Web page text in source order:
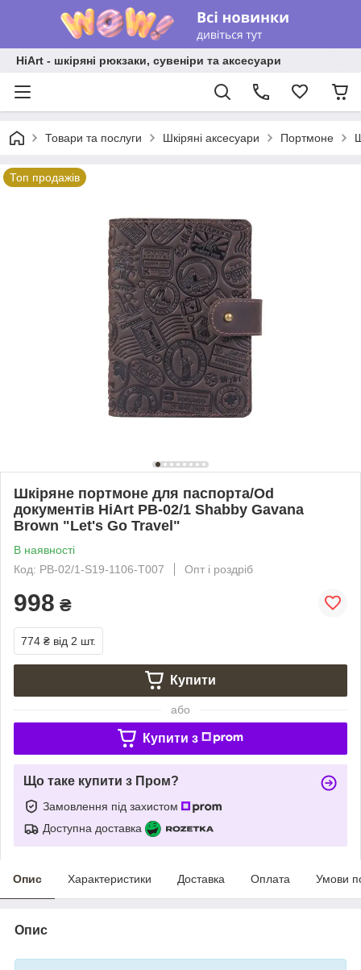
HiArt - шкіряні рюкзаки, сувеніри та аксесуари
Товари та послуги Шкіряні аксесуари Портмоне
Топ продажів
Шкіряне портмоне для паспорта/Od
документів HiArt PB-02/1 Shabby Gavana
Brown "Let's Go Travel"
В наявності
Код: PB-02/1-S19-1106-T007
Опт і роздріб
998 ₴
774 ₴ від 2 шт.
Купити
або
Купити з
Що таке купити з Пром?
Замовлення під захистом
Доступна доставка
Опис Характеристики Доставка Оплата Умови
Опис